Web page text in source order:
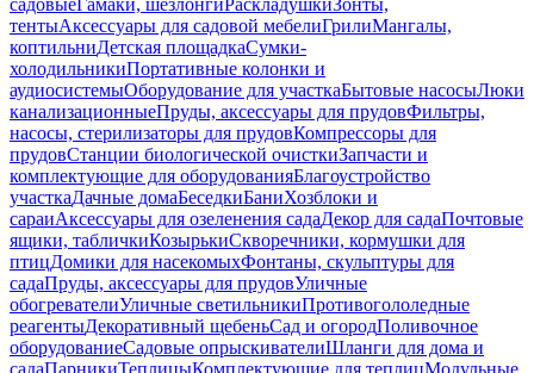
садовыеГамаки, шезлонгиРаскладушкиЗонты,
тентыАксессуары для садовой мебелиГрилиМангалы,
коптильниДетская площадкаСумки-
холодильникиПортативные колонки и
аудиосистемыОборудование для участкаБытовые насосыЛюки
канализационныеПруды, аксессуары для прудовФильтры,
насосы, стерилизаторы для прудовКомпрессоры для
прудовСтанции биологической очисткиЗапчасти и
комплектующие для оборудованияБлагоустройство
участкаДачные домаБеседкиБаниХозблоки и
сараиАксессуары для озеленения садаДекор для садаПочтовые
ящики, табличкиКозырькиСкворечники, кормушки для
птицДомики для насекомыхФонтаны, скульптуры для
садаПруды, аксессуары для прудовУличные
обогревателиУличные светильникиПротивогололедные
реагентыДекоративный щебеньСад и огородПоливочное
оборудованиеСадовые опрыскивателиШланги для дома и
садаПарникиТеплицыКомплектующие для теплицМодульные